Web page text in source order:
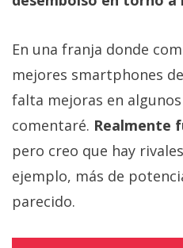
En una franja donde
mejores smartphones
falta mejoras en
comentaré. Realmente
pero creo que hay
ejemplo, más de
parecido.